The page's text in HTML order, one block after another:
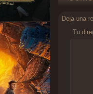
Deja una
Tu